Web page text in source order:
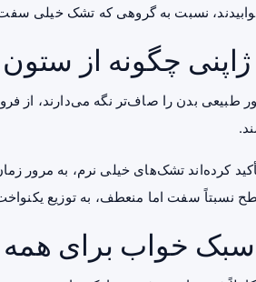
نسبت به گروهی که تشک خیلی سفت
ژاپنی چگونه از
طبیعی بدن را صاف‌تر نگه می‌دارند، از
کرده‌اند تشک‌های خیلی نرم، به مرور
نسبتاً سفت اما منعطف، به توزیع
سبک خواب برای